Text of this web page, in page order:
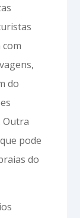
do
Outra
pode
do